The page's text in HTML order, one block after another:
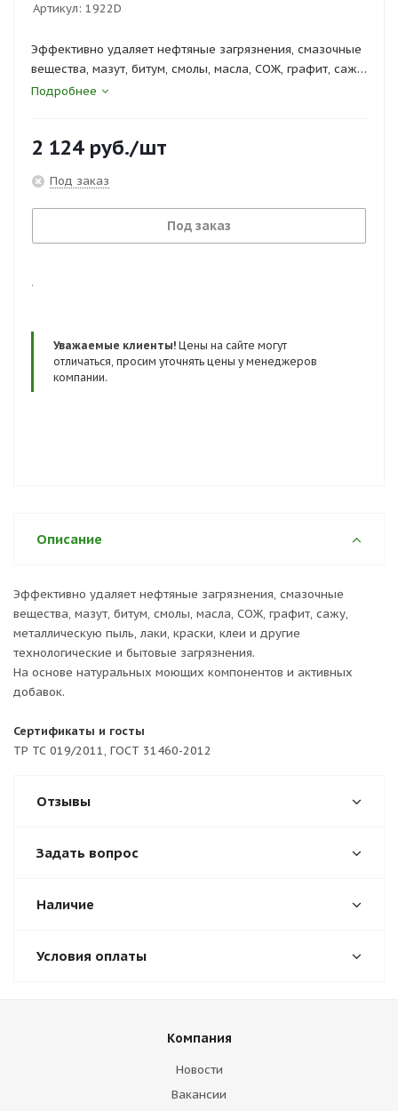
Артикул: 1922D
Эффективно удаляет нефтяные загрязнения, смазочные
вещества, мазут, битум, смолы, масла, СОЖ, графит, сажу,
металлическую пыль, лаки, краски, клеи и другие
активных добавок.
Сертификаты и госты
ТР ТС 019/2011, ГОСТ 31460-2012
Подробнее
2 124руб./шт
Под заказ
Под заказ
.
Уважаемые клиенты! Цены на сайте могут
отличаться, просим уточнять цены у менеджеров
компании.
Описание
Эффективно удаляет нефтяные загрязнения, смазочные
вещества, мазут, битум, смолы, масла, СОЖ, графит, сажу,
металлическую пыль, лаки, краски, клеи и другие
технологические и бытовые загрязнения.
На основе натуральных моющих компонентов и активных
добавок.
Сертификаты и госты
ТР ТС 019/2011, ГОСТ 31460-2012
Отзывы
Задать вопрос
Наличие
Условия оплаты
Компания
Новости
Вакансии